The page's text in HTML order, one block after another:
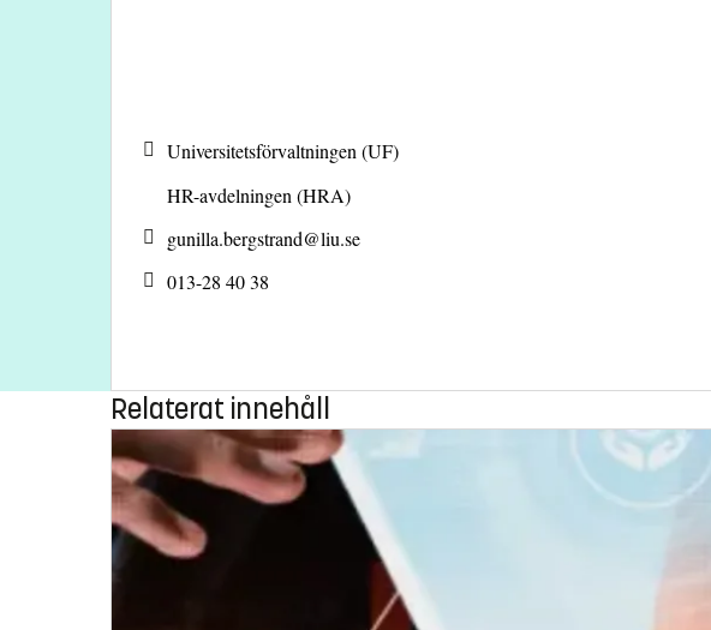
Universitetsförvaltningen (UF)
HR-avdelningen (HRA)
gunilla.bergstrand@liu.se
013-28 40 38
Relaterat innehåll